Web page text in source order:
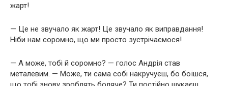
жарт!
— Це не звучало як жарт! Це звучало як виправдання!
Ніби нам соромно, що ми просто зустрічаємося!
— А може, тобі й соромно? — голос Андрія став
металевим. — Може, ти сама собі накручуєш, бо боїшся,